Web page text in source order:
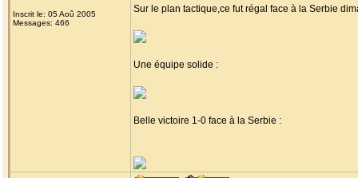
Inscrit le: 05 Aoû 2005
Messages: 466
Sur le plan tactique,ce fut régal face à la Serbie
Une équipe solide :
Belle victoire 1-0 face à la Serbie :